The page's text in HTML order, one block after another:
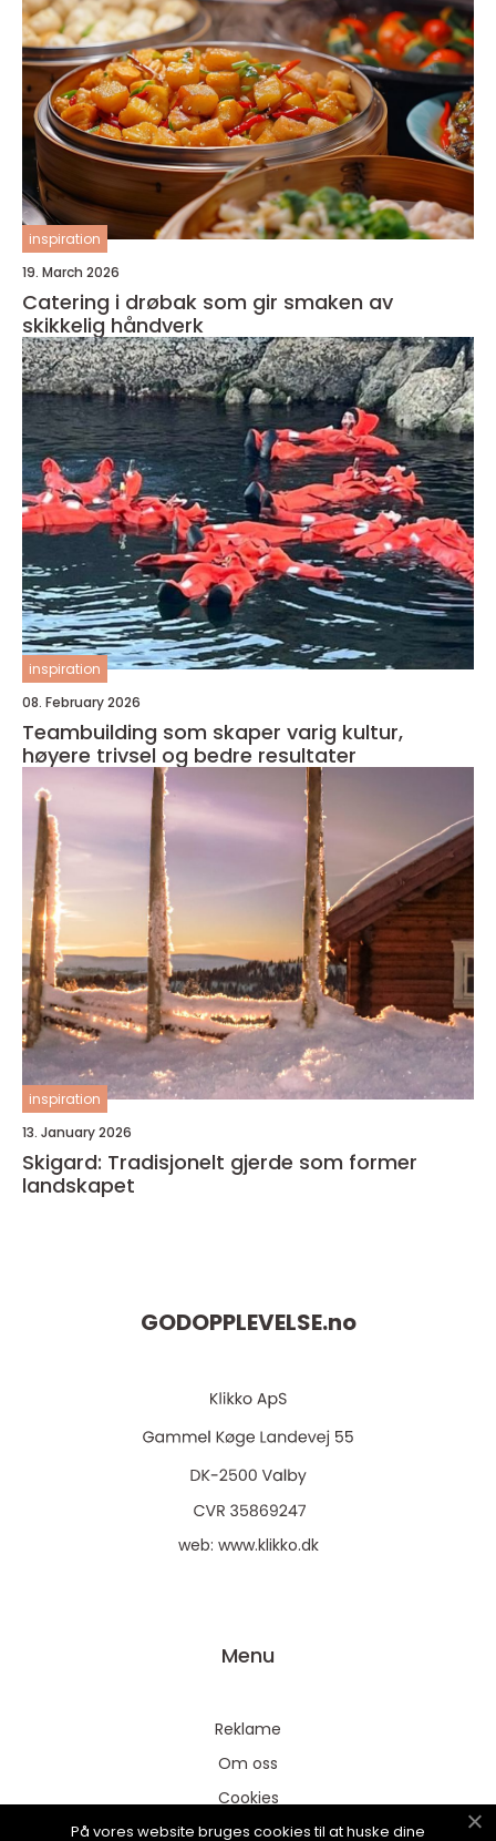
inspiration
19. March 2026
Catering i drøbak som gir smaken av
skikkelig håndverk
inspiration
08. February 2026
Teambuilding som skaper varig kultur,
høyere trivsel og bedre resultater
inspiration
13. January 2026
Skigard: Tradisjonelt gjerde som former
landskapet
GODOPPLEVELSE.no
web: www.klikko.dk
Menu
Reklame
Om oss
Cookies
Kontakt Oss
På vores website bruges cookies til at huske dine